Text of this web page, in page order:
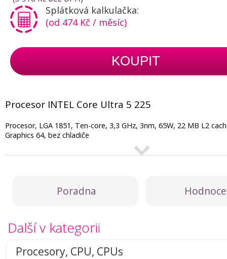
Splátková kalkulačka:
(od 474 Kč / měsíc)
KOUPIT
Procesor INTEL Core Ultra 5 225
Procesor, LGA 1851, Ten-core, 3,3 GHz, 3nm, 65W, 22 MB L2
Graphics 64, bez chladiče
Poradna
Další v kategorii
Procesory, CPU, CPUs